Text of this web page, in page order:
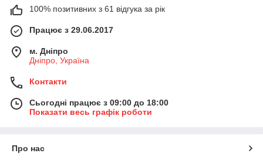
100% позитивних з 61 відгука за рік
Працює з 29.06.2017
м. Дніпро
Дніпро, Україна
Контакти
Сьогодні працює з 09:00 до 18:00
Показати весь графік роботи
Про нас